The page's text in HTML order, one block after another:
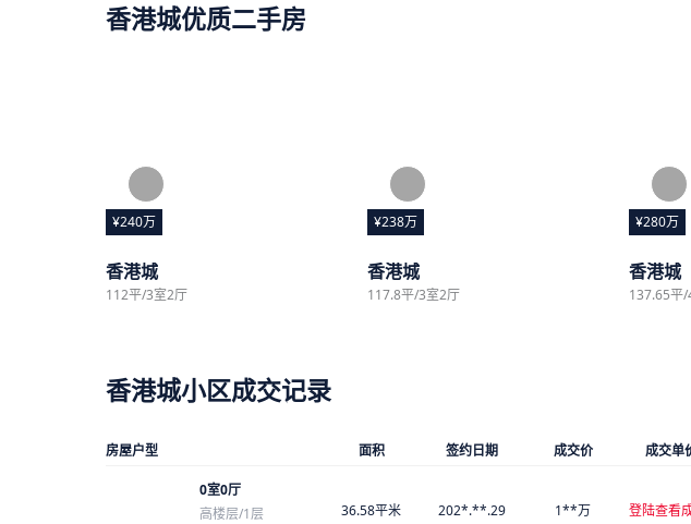
香港城优质二手房
¥240万
香港城
112平/3室2厅
¥238万
香港城
117.8平/3室2厅
¥280万
香港城
137.65平
香港城小区成交记录
房屋户型 面积 签约日期 成交价 成交单
0室0厅
高楼层/1层
36.58平米 202*.**.29 1**万 登陆查看